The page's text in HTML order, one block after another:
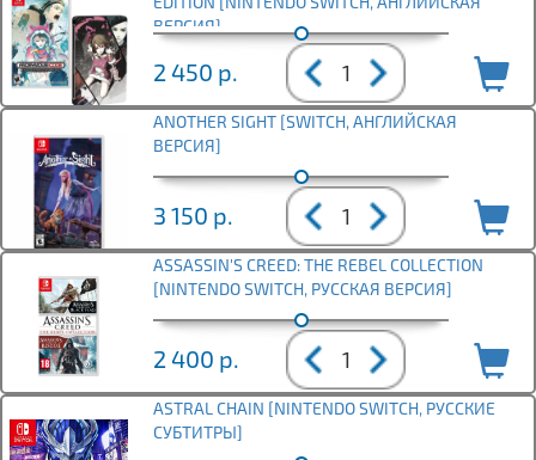
ВЕРСИЯ]
2 450 р.
ANOTHER SIGHT [SWITCH, АНГЛИЙСКАЯ
ВЕРСИЯ]
3 150 р.
ASSASSIN'S CREED: THE REBEL COLLECTION
[NINTENDO SWITCH, РУССКАЯ ВЕРСИЯ]
2 400 р.
ASTRAL CHAIN [NINTENDO SWITCH, РУССКИЕ
СУБТИТРЫ]